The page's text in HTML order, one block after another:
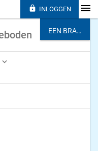
EEN BRANCHE KIEZEN

 INLOGGEN